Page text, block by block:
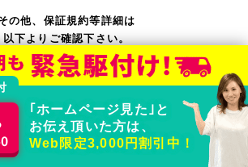
の他、保証規約等詳細は
以下よりご確認下さい。
水漏れ10年保証規約
｢ホームページ見た｣と
お伝え頂いた方は、
Web限定3,000円割引中！